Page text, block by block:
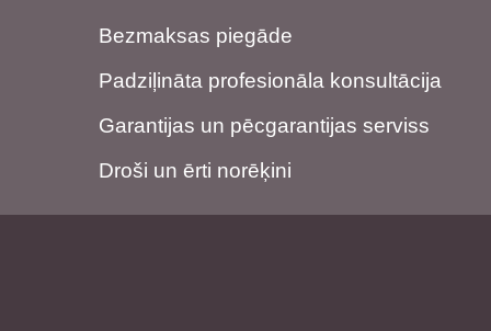
Bezmaksas piegāde
Padziļināta profesionāla konsultācija
Garantijas un pēcgarantijas serviss
Droši un ērti norēķini